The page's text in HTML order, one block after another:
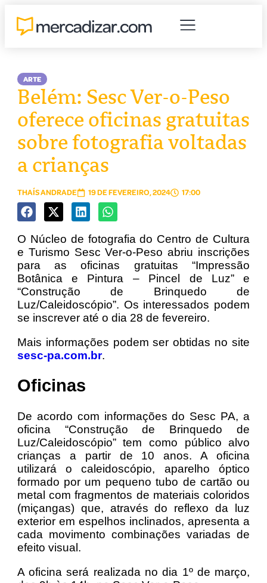
ARTE
Belém: Sesc Ver-o-Peso
oferece oficinas gratuitas
sobre fotografia voltadas
a crianças
THAÍS ANDRADE 19 DE FEVEREIRO, 2024 17:00
O Núcleo de fotografia do Centro de Cultura
e Turismo Sesc Ver-o-Peso abriu inscrições
para as oficinas gratuitas “Impressão
Botânica e Pintura – Pincel de Luz” e
“Construção de Brinquedo de
Luz/Caleidoscópio”. Os interessados podem
se inscrever até o dia 28 de fevereiro.
Mais informações podem ser obtidas no site
sesc-pa.com.br.
Oficinas
De acordo com informações do Sesc PA, a
oficina “Construção de Brinquedo de
Luz/Caleidoscópio” tem como público alvo
crianças a partir de 10 anos. A oficina
utilizará o caleidoscópio, aparelho óptico
formado por um pequeno tubo de cartão ou
metal com fragmentos de materiais coloridos
(miçangas) que, através do reflexo da luz
exterior em espelhos inclinados, apresenta a
cada movimento combinações variadas de
efeito visual.
A oficina será realizada no dia 1º de março,